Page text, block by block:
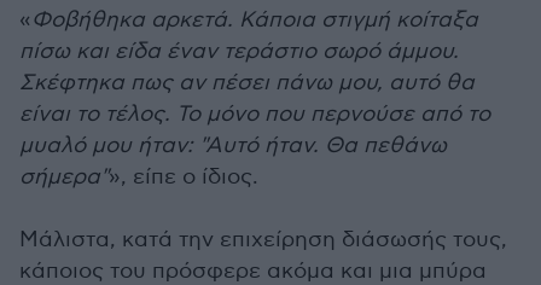
«Φοβήθηκα αρκετά. Κάποια στιγμή κοίταξα
πίσω και είδα έναν τεράστιο σωρό άμμου.
Σκέφτηκα πως αν πέσει πάνω μου, αυτό θα
είναι το τέλος. Το μόνο που περνούσε από το
μυαλό μου ήταν: "Αυτό ήταν. Θα πεθάνω
σήμερα"», είπε ο ίδιος.
Μάλιστα, κατά την επιχείρηση διάσωσής τους,
κάποιος του πρόσφερε ακόμα και μια μπύρα